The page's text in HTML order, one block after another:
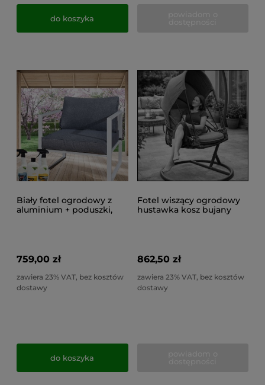
do koszyka
Biały fotel ogrodowy z
aluminium + poduszki,
759,00 zł
zawiera 23% VAT, bez kosztów
dostawy
do koszyka
Fotel wiszący ogrodowy
hustawka kosz bujany
862,50 zł
zawiera 23% VAT, bez kosztów
dostawy